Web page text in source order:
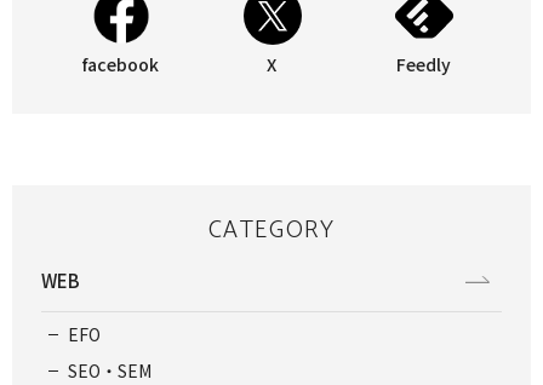
facebook X Feedly
CATEGORY
WEB
EFO
SEO・SEM